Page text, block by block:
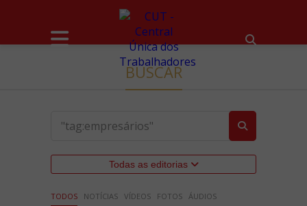
BUSCAR
Todas as editorias
TODOS NOTÍCIAS VÍDEOS FOTOS ÁUDIOS